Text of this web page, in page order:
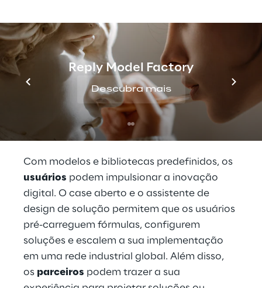
Reply Model Factory
Descubra mais
identificar possíveis casos de uso,
configurar soluções e implementá-las com
fluxos de trabalho de implantação
escaláveis. É baseado em um modelo de
assinatura de usuários e parceiros, e permite
a definição, design e desenvolvimento de
projetos industriais que gerem valor
continuamente em escala e velocidade.
Com modelos e bibliotecas predefinidos, os
usuários podem impulsionar a inovação
digital. O case aberto e o assistente de
design de solução permitem que os usuários
pré-carreguem fórmulas, configurem
soluções e escalem a sua implementação
em uma rede industrial global. Além disso,
os parceiros podem trazer a sua